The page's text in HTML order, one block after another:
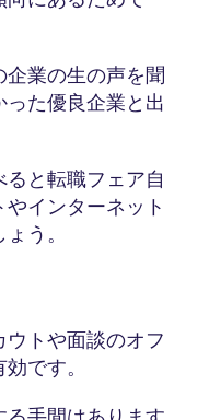
業の生の声を聞
た優良企業と出
と転職フェア自
インターネット
う。
トや面談のオフ
です。